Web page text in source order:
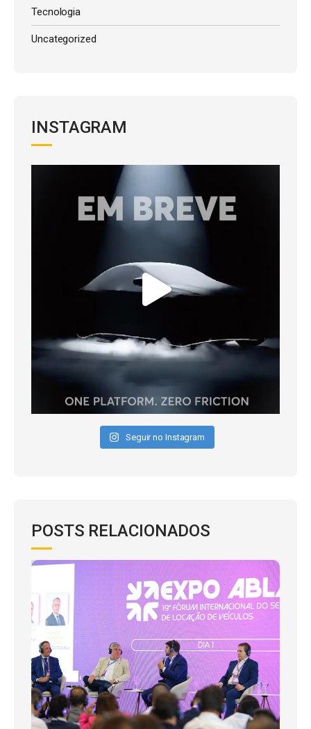
Tecnologia
Uncategorized
INSTAGRAM
Seguir no Instagram
POSTS RELACIONADOS